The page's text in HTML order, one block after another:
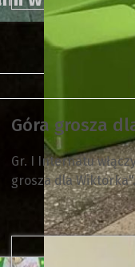
angielskie
Góra grosza
Gr. I Internatu
grosza dla Wiktorka".